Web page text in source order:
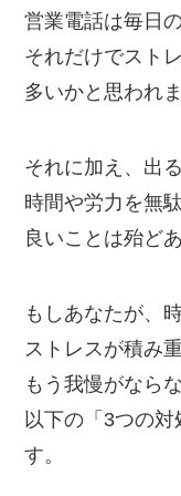
営業電話は毎日
それだけでスト
多いかと思われま
それに加え、出
時間や労力を無
良いことは殆ど
もしあなたが、
ストレスが積み
もう我慢がなら
以下の「3つの
す。